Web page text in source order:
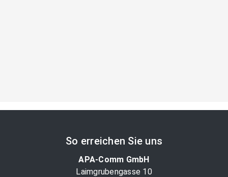
So erreichen Sie uns
APA-Comm GmbH
Laimgrubengasse 10